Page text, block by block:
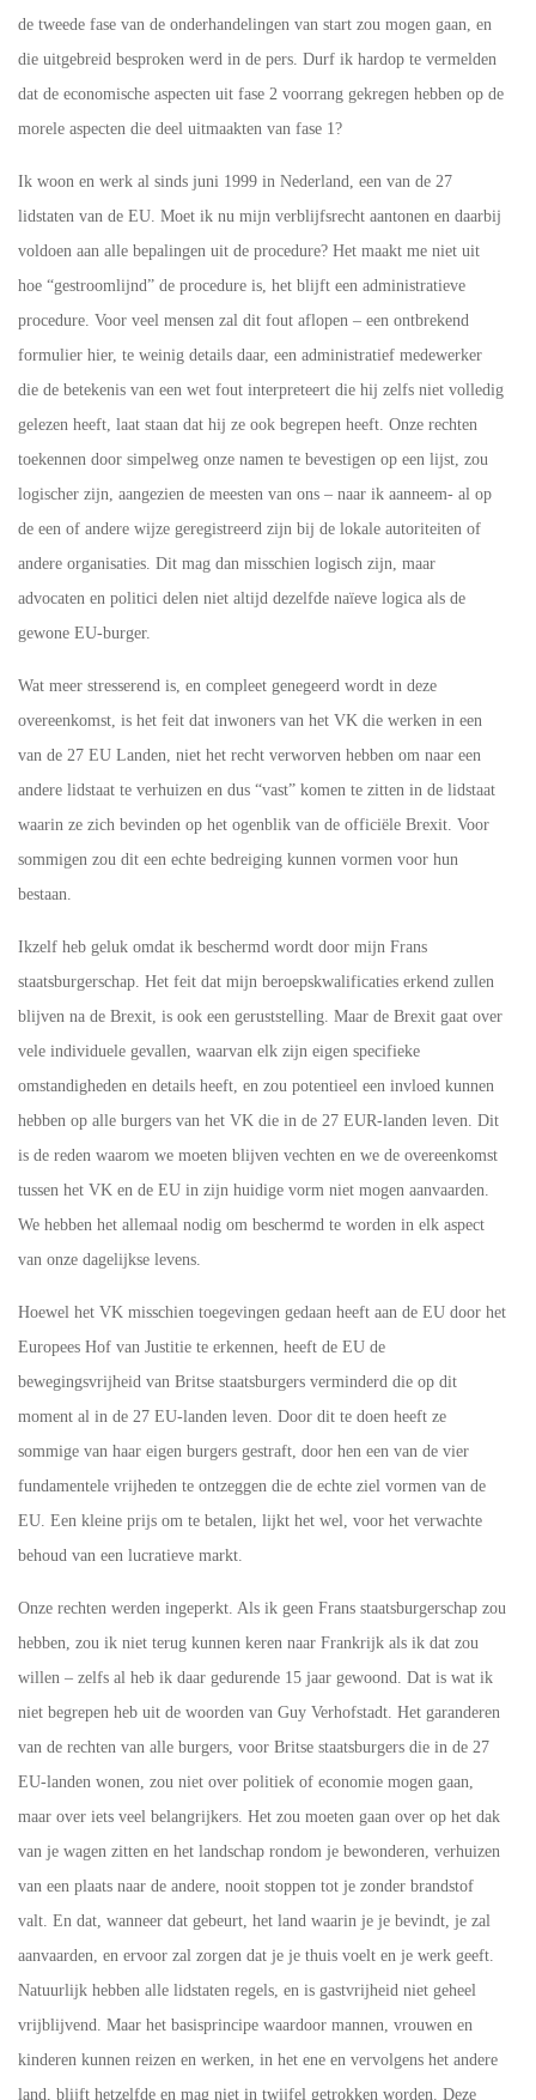
de tweede fase van de onderhandelingen van start zou mogen gaan, en
die uitgebreid besproken werd in de pers. Durf ik hardop te vermelden
dat de economische aspecten uit fase 2 voorrang gekregen hebben op de
morele aspecten die deel uitmaakten van fase 1?
Ik woon en werk al sinds juni 1999 in Nederland, een van de 27
lidstaten van de EU. Moet ik nu mijn verblijfsrecht aantonen en daarbij
voldoen aan alle bepalingen uit de procedure? Het maakt me niet uit
hoe “gestroomlijnd” de procedure is, het blijft een administratieve
procedure. Voor veel mensen zal dit fout aflopen – een ontbrekend
formulier hier, te weinig details daar, een administratief medewerker
die de betekenis van een wet fout interpreteert die hij zelfs niet volledig
gelezen heeft, laat staan dat hij ze ook begrepen heeft. Onze rechten
toekennen door simpelweg onze namen te bevestigen op een lijst, zou
logischer zijn, aangezien de meesten van ons – naar ik aanneem- al op
de een of andere wijze geregistreerd zijn bij de lokale autoriteiten of
andere organisaties. Dit mag dan misschien logisch zijn, maar
advocaten en politici delen niet altijd dezelfde naïeve logica als de
gewone EU-burger.
Wat meer stresserend is, en compleet genegeerd wordt in deze
overeenkomst, is het feit dat inwoners van het VK die werken in een
van de 27 EU Landen, niet het recht verworven hebben om naar een
andere lidstaat te verhuizen en dus “vast” komen te zitten in de lidstaat
waarin ze zich bevinden op het ogenblik van de officiële Brexit. Voor
sommigen zou dit een echte bedreiging kunnen vormen voor hun
bestaan.
Ikzelf heb geluk omdat ik beschermd wordt door mijn Frans
staatsburgerschap. Het feit dat mijn beroepskwalificaties erkend zullen
blijven na de Brexit, is ook een geruststelling. Maar de Brexit gaat over
vele individuele gevallen, waarvan elk zijn eigen specifieke
omstandigheden en details heeft, en zou potentieel een invloed kunnen
hebben op alle burgers van het VK die in de 27 EUR-landen leven. Dit
is de reden waarom we moeten blijven vechten en we de overeenkomst
tussen het VK en de EU in zijn huidige vorm niet mogen aanvaarden.
We hebben het allemaal nodig om beschermd te worden in elk aspect
van onze dagelijkse levens.
Hoewel het VK misschien toegevingen gedaan heeft aan de EU door het
Europees Hof van Justitie te erkennen, heeft de EU de
bewegingsvrijheid van Britse staatsburgers verminderd die op dit
moment al in de 27 EU-landen leven. Door dit te doen heeft ze
sommige van haar eigen burgers gestraft, door hen een van de vier
fundamentele vrijheden te ontzeggen die de echte ziel vormen van de
EU. Een kleine prijs om te betalen, lijkt het wel, voor het verwachte
behoud van een lucratieve markt.
Onze rechten werden ingeperkt. Als ik geen Frans staatsburgerschap zou
hebben, zou ik niet terug kunnen keren naar Frankrijk als ik dat zou
willen – zelfs al heb ik daar gedurende 15 jaar gewoond. Dat is wat ik
niet begrepen heb uit de woorden van Guy Verhofstadt. Het garanderen
van de rechten van alle burgers, voor Britse staatsburgers die in de 27
EU-landen wonen, zou niet over politiek of economie mogen gaan,
maar over iets veel belangrijkers. Het zou moeten gaan over op het dak
van je wagen zitten en het landschap rondom je bewonderen, verhuizen
van een plaats naar de andere, nooit stoppen tot je zonder brandstof
valt. En dat, wanneer dat gebeurt, het land waarin je je bevindt, je zal
aanvaarden, en ervoor zal zorgen dat je je thuis voelt en je werk geeft.
Natuurlijk hebben alle lidstaten regels, en is gastvrijheid niet geheel
vrijblijvend. Maar het basisprincipe waardoor mannen, vrouwen en
kinderen kunnen reizen en werken, in het ene en vervolgens het andere
land, blijft hetzelfde en mag niet in twijfel getrokken worden. Deze